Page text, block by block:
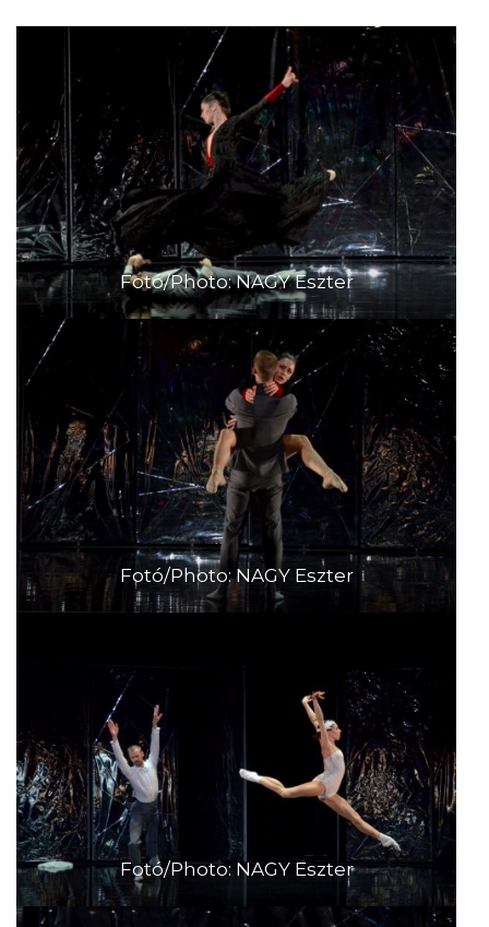
Fotó/Photo: NAGY Eszter
Fotó/Photo: NAGY Eszter
Fotó/Photo: NAGY Eszter